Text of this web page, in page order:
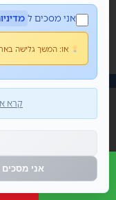
© כל הזכויות שמורות 2026 • מור קנדי -
אני מסכים ל
או: המשך גלישה
קרא
אני מסכים